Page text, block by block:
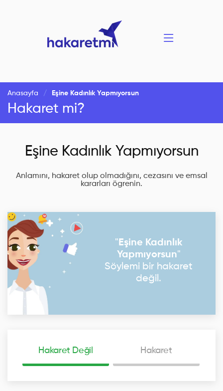
Anasayfa Eşine Kadınlık Yapmıyorsun
Hakaret mi?
Eşine Kadınlık Yapmıyorsun
Anlamını, hakaret olup olmadığını, cezasını ve emsal
kararları ögrenin.
"Eşine Kadınlık
Yapmıyorsun"
Söylemi bir hakaret
değil.
Hakaret Değil Hakaret